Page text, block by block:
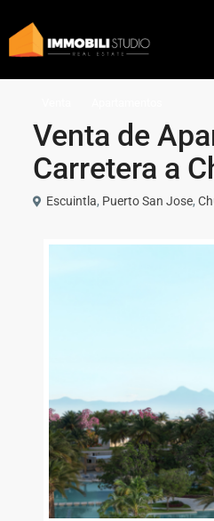
Venta de
Carretera a
Escuintla, Puerto San Jose,